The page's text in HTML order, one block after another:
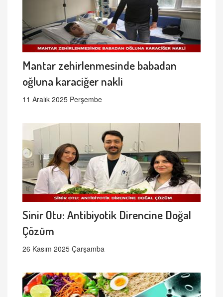
Mantar zehirlenmesinde babadan
oğluna karaciğer nakli
11 Aralık 2025 Perşembe
Sinir Otu: Antibiyotik Direncine Doğal
Çözüm
26 Kasım 2025 Çarşamba